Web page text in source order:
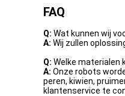
FAQ
Q: Wat kunnen wij
A: Wij zullen
Q: Welke materialen
A: Onze robots
peren, kiwien,
klantenservice te